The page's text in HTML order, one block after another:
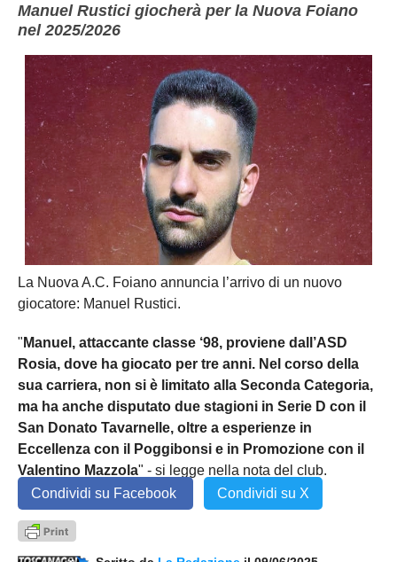
Manuel Rustici giocherà per la Nuova Foiano
nel 2025/2026
La Nuova A.C. Foiano annuncia l’arrivo di un nuovo
giocatore: Manuel Rustici.
" Manuel, attaccante classe ‘98, proviene dall’ASD
Rosia, dove ha giocato per tre anni. Nel corso della
sua carriera, non si è limitato alla Seconda Categoria,
ma ha anche disputato due stagioni in Serie D con il
San Donato Tavarnelle, oltre a esperienze in
Eccellenza con il Poggibonsi e in Promozione con il
Valentino Mazzola" - si legge nella nota del club.
Condividi su Facebook
Condividi su X